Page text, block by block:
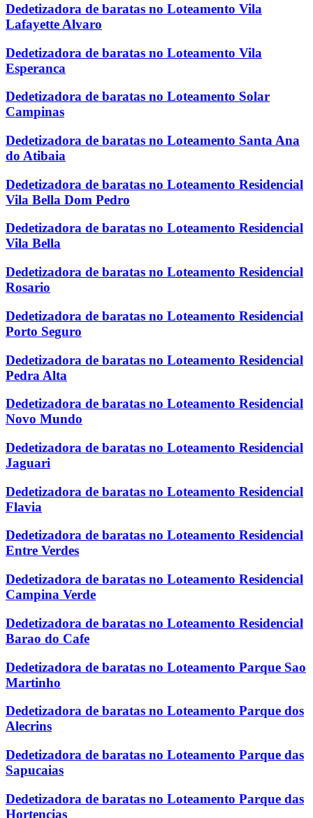
Dedetizadora de baratas no Loteamento Vila
Lafayette Alvaro
Dedetizadora de baratas no Loteamento Vila
Esperanca
Dedetizadora de baratas no Loteamento Solar
Campinas
Dedetizadora de baratas no Loteamento Santa Ana
do Atibaia
Dedetizadora de baratas no Loteamento Residencial
Vila Bella Dom Pedro
Dedetizadora de baratas no Loteamento Residencial
Vila Bella
Dedetizadora de baratas no Loteamento Residencial
Rosario
Dedetizadora de baratas no Loteamento Residencial
Porto Seguro
Dedetizadora de baratas no Loteamento Residencial
Pedra Alta
Dedetizadora de baratas no Loteamento Residencial
Novo Mundo
Dedetizadora de baratas no Loteamento Residencial
Jaguari
Dedetizadora de baratas no Loteamento Residencial
Flavia
Dedetizadora de baratas no Loteamento Residencial
Entre Verdes
Dedetizadora de baratas no Loteamento Residencial
Campina Verde
Dedetizadora de baratas no Loteamento Residencial
Barao do Cafe
Dedetizadora de baratas no Loteamento Parque Sao
Martinho
Dedetizadora de baratas no Loteamento Parque dos
Alecrins
Dedetizadora de baratas no Loteamento Parque das
Sapucaias
Dedetizadora de baratas no Loteamento Parque das
Hortencias